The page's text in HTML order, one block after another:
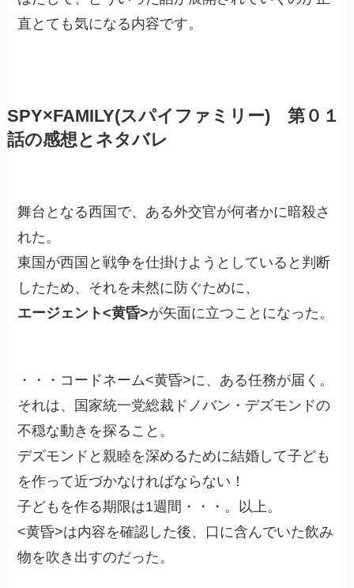
直とても気になる内容です。
SPY×FAMILY(スパイファミリー) 第０１
話の感想とネタバレ
舞台となる西国で、ある外交官が何者かに暗殺さ
れた。
東国が西国と戦争を仕掛けようとしていると判断
したため、それを未然に防ぐために、
エージェント<黄昏>が矢面に立つことになった。
・・・コードネーム<黄昏>に、ある任務が届く。
それは、国家統一党総裁ドノバン・デズモンドの
不穏な動きを探ること。
デズモンドと親睦を深めるために結婚して子ども
を作って近づかなければならない！
子どもを作る期限は1週間・・・。以上。
<黄昏>は内容を確認した後、口に含んでいた飲み
物を吹き出すのだった。